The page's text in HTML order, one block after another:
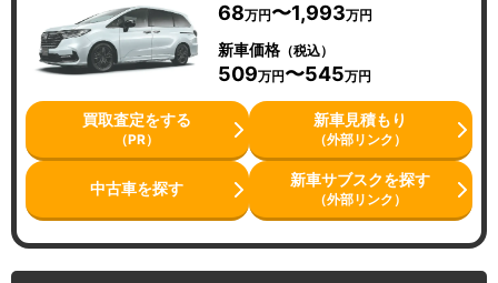
68万円〜1,993万円
新車価格（税込）
509万円〜545万円
買取査定をする
（PR）
新車見積もり
（外部リンク）
中古車を探す 新車サブスクを探す
（外部リンク）